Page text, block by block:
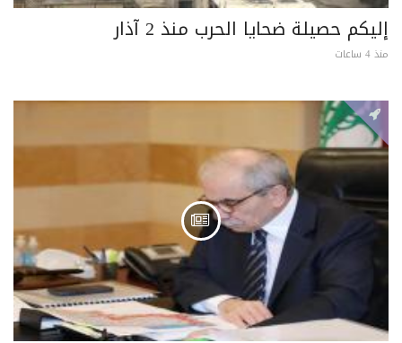
إليكم حصيلة ضحايا الحرب منذ 2 آذار
منذ 4 ساعات